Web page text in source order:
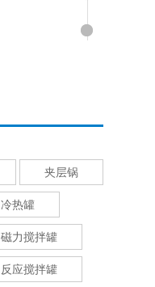
夹层锅
冷热罐
磁力搅拌罐
反应搅拌罐